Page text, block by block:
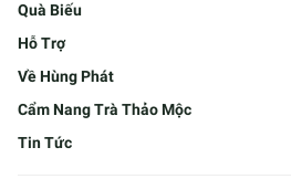
Quà Biếu
Hỗ Trợ
Về Hùng Phát
Cẩm Nang Trà Thảo Mộc
Tin Tức